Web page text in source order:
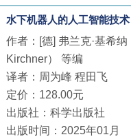
水下机器人的人工智能技术
作者：[德] 弗兰克·基希
Kirchner） 等编
译者：周为峰 程田飞
定价：128.00元
出版社：科学出版社
出版时间：2025年01月